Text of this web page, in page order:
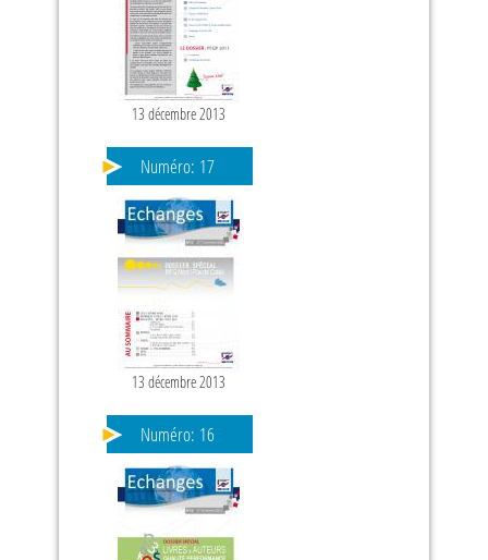
13 décembre 2013
Numéro: 17
13 décembre 2013
Numéro: 16